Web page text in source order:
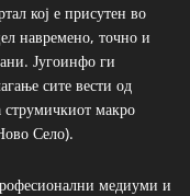
кој е присутен во
навремено, точно и
Југоинфо ги
сите вести од
струмичкиот макро
Село).
медиуми и